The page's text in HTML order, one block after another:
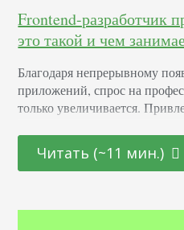
Frontend-разработчик
это такой и чем
Благодаря непрерывному
приложений, спрос на
только увеличивается.
специалистов, так и для тех,
переосмысления карьерного
интерфейсов для сайтов и
Читать (~11 мин.)